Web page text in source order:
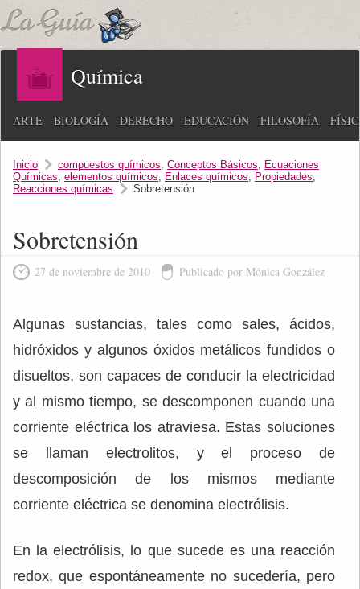
Química
ARTE BIOLOGÍA DERECHO EDUCACIÓN FILOSOFÍA
Inicio compuestos químicos, Conceptos Básicos, Ecuaciones
Químicas, elementos químicos, Enlaces químicos, Propiedades,
Reacciones químicas
Sobretensión
Sobretensión
27 de noviembre de 2010 Publicado por Mónica González
Algunas sustancias, tales como sales, ácidos,
hidróxidos y algunos óxidos metálicos fundidos o
disueltos, son capaces de conducir la electricidad
y al mismo tiempo, se descomponen cuando una
corriente eléctrica los atraviesa. Estas soluciones
se llaman electrolitos, y el proceso de
descomposición de los mismos mediante
corriente eléctrica se denomina electrólisis.
En la electrólisis, lo que sucede es una reacción
redox, que espontáneamente no sucedería, pero